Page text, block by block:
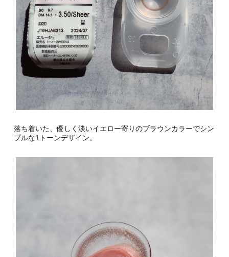
落ち着いた、優しく淡いイエロー寄りのブラウンカラーでシン
プルな1トーンデザイン。